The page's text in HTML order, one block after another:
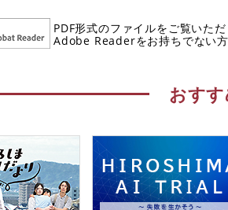
PDF形式のファイルをご覧いた
Adobe Readerをお持ちでない方
おす